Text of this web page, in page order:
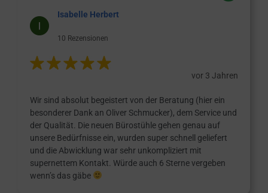
Isabelle Herbert
10 Rezensionen
vor 3 Jahren
Wir sind absolut begeistert von der Beratung (hier ein
besonderer Dank an Oliver Schmucker), dem Service und
der Qualität. Die neuen Bürostühle gehen genau auf
unsere Bedürfnisse ein, wurden super schnell geliefert
und die Abwicklung war sehr unkompliziert mit
supernettem Kontakt. Würde auch 6 Sterne vergeben
wenn’s das gäbe